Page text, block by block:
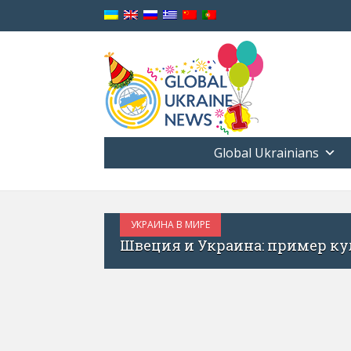
Global Ukrainians
УКРАИНА В МИРЕ
ОКТЯБРЬ 18, 2017
Украина не должна
угнетении свободы